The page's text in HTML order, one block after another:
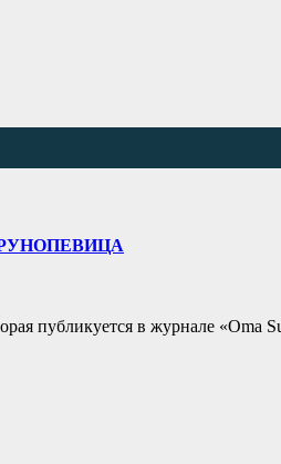
публикуется в журнале «Oma